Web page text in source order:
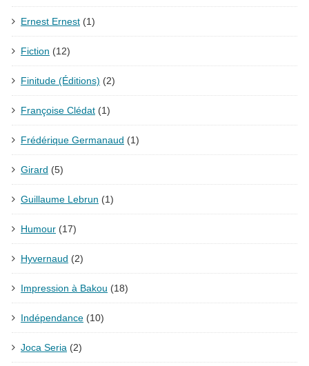
Ernest Ernest (1)
Fiction (12)
Finitude (Éditions) (2)
Françoise Clédat (1)
Frédérique Germanaud (1)
Girard (5)
Guillaume Lebrun (1)
Humour (17)
Hyvernaud (2)
Impression à Bakou (18)
Indépendance (10)
Joca Seria (2)